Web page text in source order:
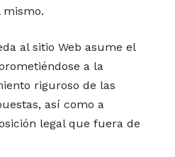
mismo.
al sitio Web asume el
a la
riguroso de las
así como a
legal que fuera de